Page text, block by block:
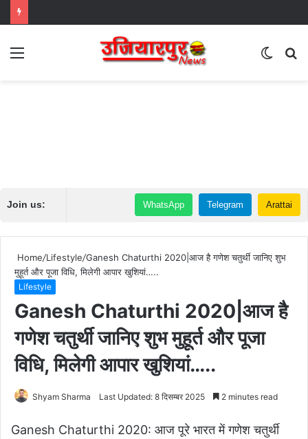
Menu
Switch
Join us: WhatsApp Telegram Arattai
Home/Lifestyle/Ganesh Chaturthi 2020|आज है गणेश चतुर्थी जानिए शुभ
मुहूर्त और पूजा विधि, मिलेगी आपार खुशियां…..
Lifestyle
Ganesh Chaturthi 2020|आज है
गणेश चतुर्थी जानिए शुभ मुहूर्त और पूजा
विधि, मिलेगी आपार खुशियां…..
Shyam Sharma Last Updated: 8 दिसम्बर 2025 2 minutes read
Ganesh Chaturthi 2020: आज पूरे भारत में गणेश चतुर्थी